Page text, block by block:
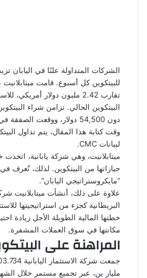
الشركات المتداولة علنًا في اليابان
تقارب 2.42 مليون دولار
البيتكوين الحالي. تزامن شراء
دون 54,500 دولار، ووقعت
لبيانات CMC.
ميتابلانيت، وهي شركة يابانية،
حيازاتها من البيتكوين. لذلك، تُعرف
“مايكروستراتيجي اليابان”.
علاوة على ذلك، أنشأت ميتابلانيت
البريطانية كجزء من استراتيجيتها
خطتها المالية الطويلة الأجل زيادة
مكانتها في سوق العملات المشفرة.
المراهنة على
مليار ين، عبر تجميع مستمر خلال